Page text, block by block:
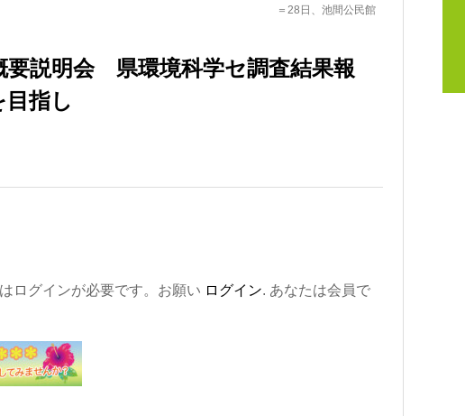
＝28日、池間公民館
要説明会 県環境科学セ調査結果報
指し
ログインが必要です。お願い ログイン. あなたは会員で